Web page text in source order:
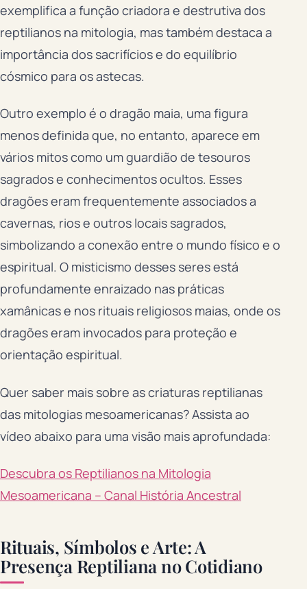
exemplifica a função criadora e destrutiva dos
reptilianos na mitologia, mas também destaca a
importância dos sacrifícios e do equilíbrio
cósmico para os astecas.
Outro exemplo é o dragão maia, uma figura
menos definida que, no entanto, aparece em
vários mitos como um guardião de tesouros
sagrados e conhecimentos ocultos. Esses
dragões eram frequentemente associados a
cavernas, rios e outros locais sagrados,
simbolizando a conexão entre o mundo físico e o
espiritual. O misticismo desses seres está
profundamente enraizado nas práticas
xamânicas e nos rituais religiosos maias, onde os
dragões eram invocados para proteção e
orientação espiritual.
Quer saber mais sobre as criaturas reptilianas
das mitologias mesoamericanas? Assista ao
vídeo abaixo para uma visão mais aprofundada:
Descubra os Reptilianos na Mitologia
Mesoamericana – Canal História Ancestral
Rituais, Símbolos e Arte: A
Presença Reptiliana no Cotidiano